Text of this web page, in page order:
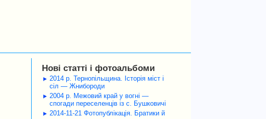
Нові статті і фотоальбоми
2014 р. Тернопільщина. Історія міст і
сіл — Жнибороди
2004 р. Межовий край у вогні —
спогади переселенців із с. Бушковичі
2014-11-21 Фотопублікація. Братики й